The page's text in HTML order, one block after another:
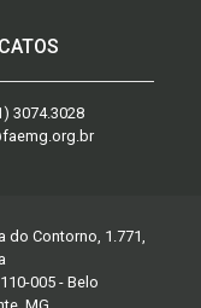
3074.3028
do Contorno, 1.771,
005 - Belo